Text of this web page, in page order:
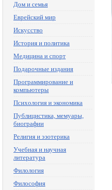
Дом и семья
Еврейский мир
Искусство
История и политика
Медицина и спорт
Подарочные издания
Программирование и
компьютеры
Психология и экономика
Публицистика, мемуары,
биографии
Религия и эзотерика
Учебная и научная
литература
Филология
Философия